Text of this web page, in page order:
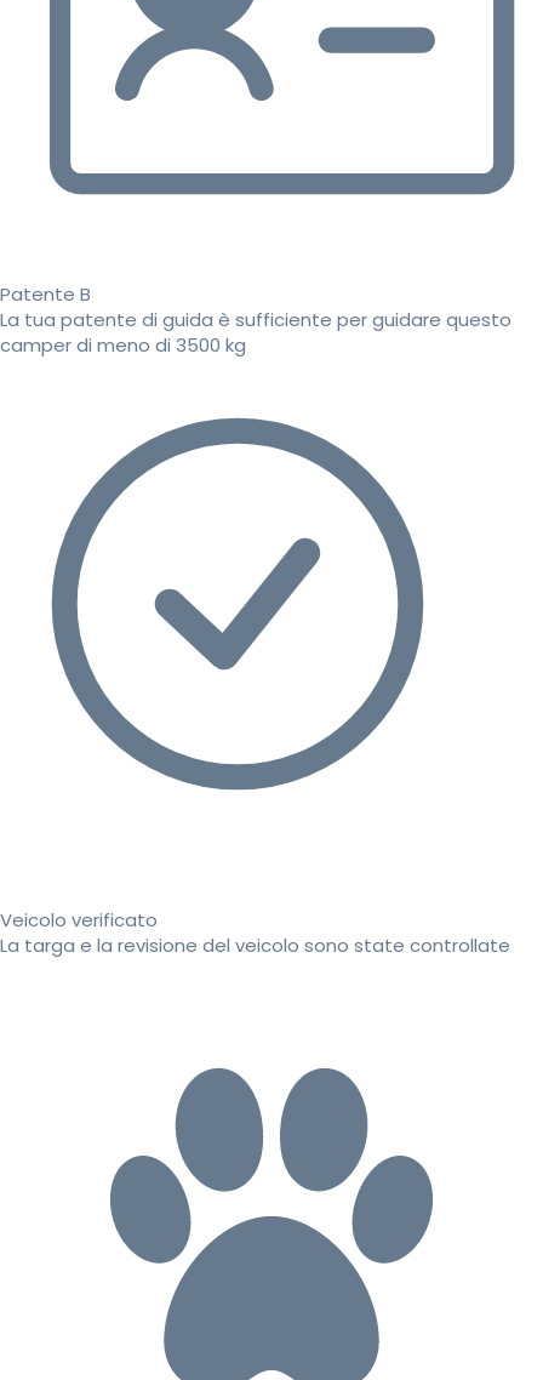
Patente B
La tua patente di guida è sufficiente per guidare questo
camper di meno di 3500 kg
Veicolo verificato
La targa e la revisione del veicolo sono state controllate